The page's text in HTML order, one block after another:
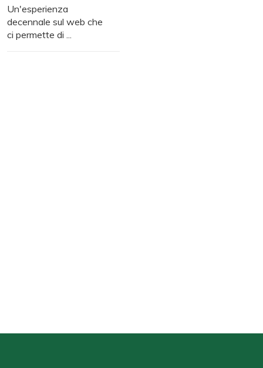
Un'esperienza
decennale sul web che
ci permette di ...